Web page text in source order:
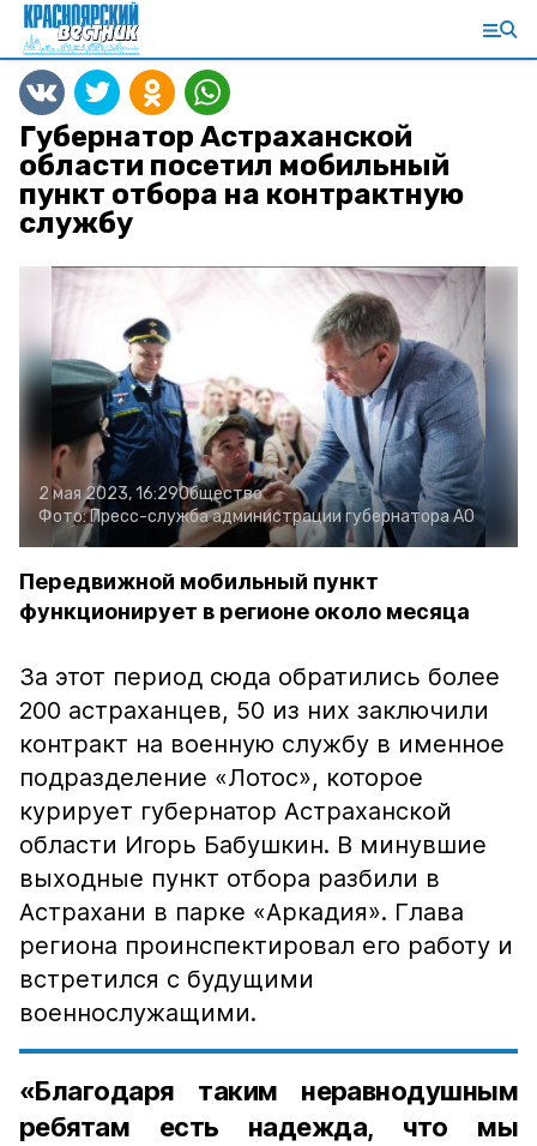
Губернатор Астраханской
области посетил мобильный
пункт отбора на контрактную
службу
2 мая 2023, 16:29Общество
Фото:Пресс-служба администрации губернатора АО
Передвижной мобильный пункт
функционирует в регионе около месяца
За этот период сюда обратились более
200 астраханцев, 50 из них заключили
контракт на военную службу в именное
подразделение «Лотос», которое
курирует губернатор Астраханской
области Игорь Бабушкин. В минувшие
выходные пункт отбора разбили в
Астрахани в парке «Аркадия». Глава
региона проинспектировал его работу и
встретился с будущими
военнослужащими.
«Благодаря таким неравнодушным
ребятам есть надежда, что мы